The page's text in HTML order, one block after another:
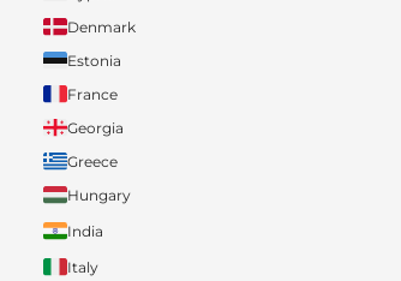
Denmark
Estonia
France
Georgia
Greece
Hungary
India
Italy